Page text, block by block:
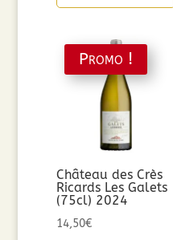
Promo !
Château des Crès
Ricards Les Galets
(75cl) 2024
14,50€